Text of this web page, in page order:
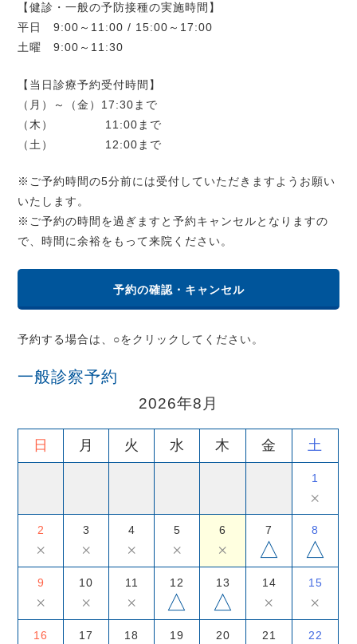
【健診・一般の予防接種の実施時間】
平日 9:00～11:00 / 15:00～17:00
土曜 9:00～11:30
【当日診療予約受付時間】
（月）～（金）17:30まで
（木） 11:00まで
（土） 12:00まで
※ご予約時間の5分前には受付していただきますようお願い
いたします。
※ご予約の時間を過ぎますと予約キャンセルとなりますの
で、時間に余裕をもって来院ください。
予約の確認・キャンセル
予約する場合は、○をクリックしてください。
一般診察予約
2026年8月
日 月 火 水 木 金 土
1
×
2
×
3
×
4
×
5
×
6
×
7
△
8
△
9
×
10
×
11
×
12
△
13
△
14
×
15
×
16 17 18 19 20 21 22